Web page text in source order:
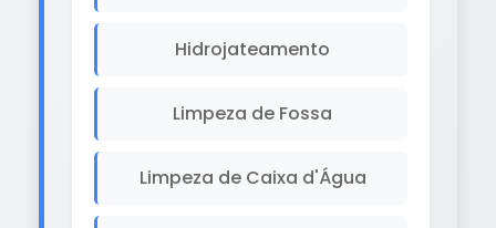
Hidrojateamento
Limpeza de Fossa
Limpeza de Caixa d'Água